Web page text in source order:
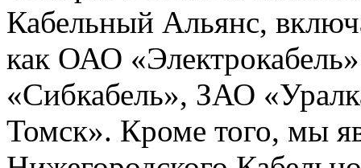
Кабельный Альянс,
как ОАО
«Сибкабель», ЗАО
Томск». Кроме того, мы